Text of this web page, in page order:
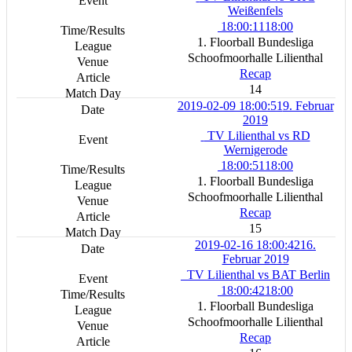
Weißenfels
18:00:11 18:00
1. Floorball Bundesliga
Schoofmoorhalle Lilienthal
Recap
14
2019-02-09 18:00:519. Februar
2019
TV Lilienthal vs RD
Wernigerode
18:00:51 18:00
1. Floorball Bundesliga
Schoofmoorhalle Lilienthal
Recap
15
2019-02-16 18:00:4216.
Februar 2019
TV Lilienthal vs BAT Berlin
18:00:4218:00
1. Floorball Bundesliga
Schoofmoorhalle Lilienthal
Recap